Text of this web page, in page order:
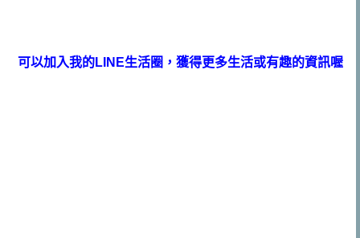
可以加入我的LINE生活圈，獲得更多生活或有趣的資訊喔